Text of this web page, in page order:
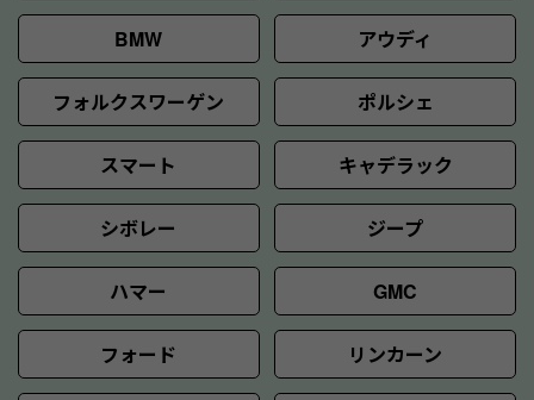
BMW アウディ
フォルクスワーゲン ポルシェ
スマート キャデラック
シボレー ジープ
ハマー GMC
フォード リンカーン